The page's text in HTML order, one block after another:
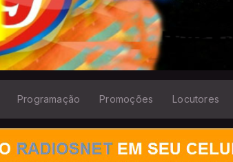
Programação Promoções Locutores